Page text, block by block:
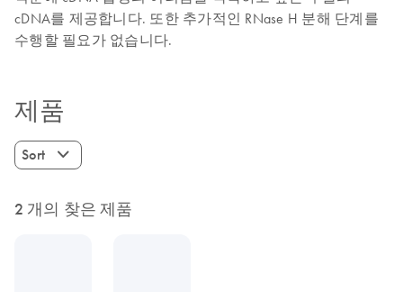
cDNA를 제공합니다. 또한 추가적인 RNase H 분해 단계를
수행할 필요가 없습니다.
제품
Sort
2 개의 찾은 제품